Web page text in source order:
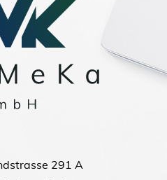
291 A